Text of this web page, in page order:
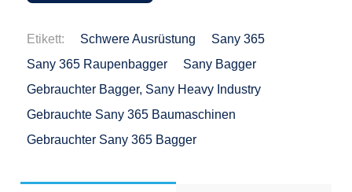
Etikett: Schwere Ausrüstung
Sany 365
Sany 365 Raupenbagger
Sany Bagger
Gebrauchter Bagger, Sany Heavy Industry
Gebrauchte Sany 365 Baumaschinen
Gebrauchter Sany 365 Bagger